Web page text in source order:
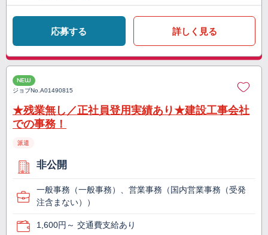
応募する 詳しく見る
NEW
ジョブNo.A01490815
★残業無し／正社員登用実績あり★建設工事会社
での事務！
派遣
非公開
一般事務（一般事務）、営業事務（国内営業事務（受発
注含まない））
1,600円～ 交通費支給あり